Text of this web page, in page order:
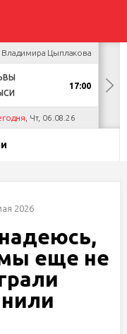
Владимира Цыплакова
17:00
, Чт, 06.08.26
2026
еще не